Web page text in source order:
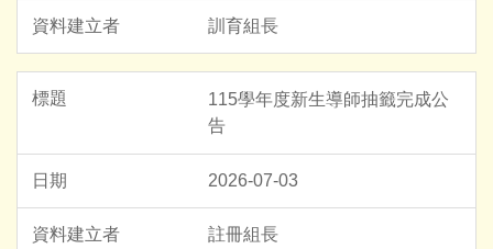
訓育組長
115學年度新生導師抽籤完成公
告
2026-07-03
註冊組長